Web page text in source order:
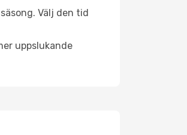
Välj den tid
uppslukande